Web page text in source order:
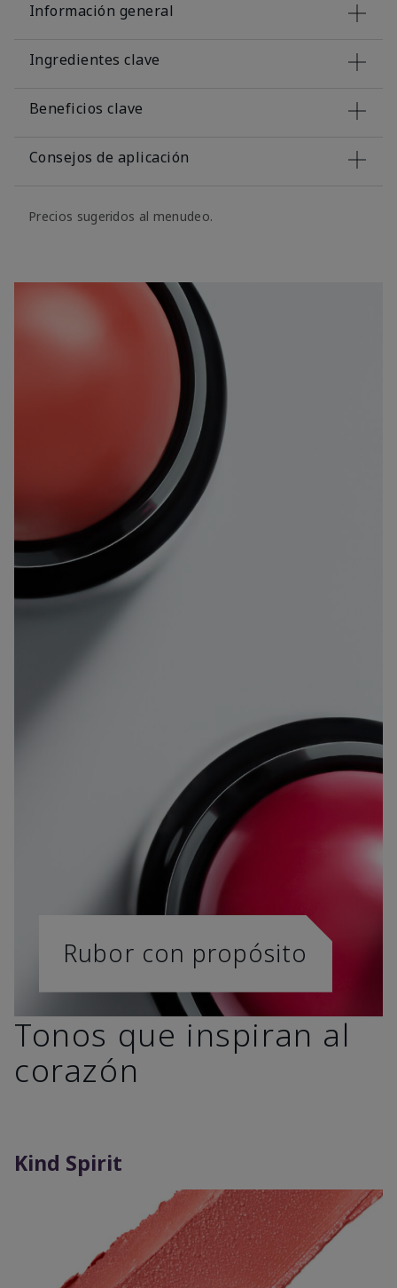
Información general
Ingredientes clave
Beneficios clave
Consejos de aplicación
Precios sugeridos al menudeo.
Rubor con propósito
Tonos que inspiran al
corazón
Kind Spirit